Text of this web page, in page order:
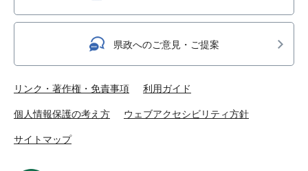
県政へのご意見・ご提案
リンク・著作権・免責事項 利用ガイド
個人情報保護の考え方 ウェブアクセシビリティ方針
サイトマップ